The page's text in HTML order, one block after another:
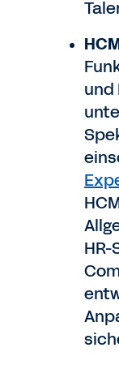
und